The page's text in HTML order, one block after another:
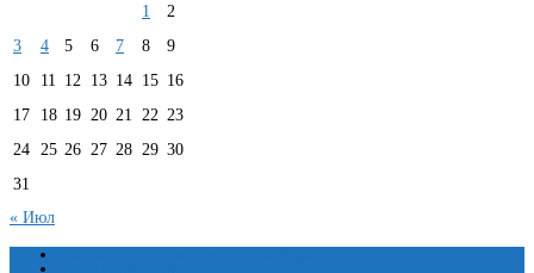
1
2
3
4 5 6 7 8
9
10
11 12 13 14 15 16
17
18 19 20 21 22 23
24
25 26 27 28 29 30
31
« Июл